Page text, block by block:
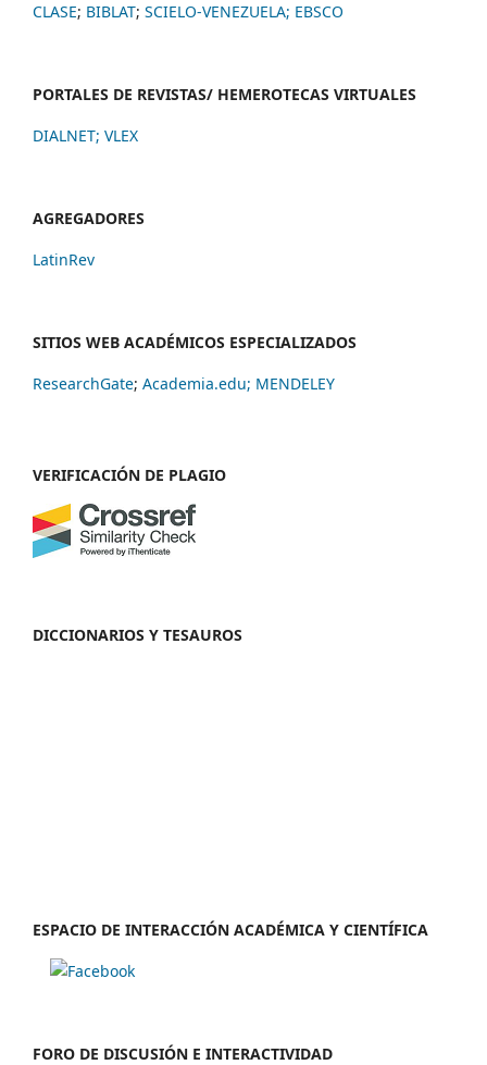
CLASE; BIBLAT; SCIELO-VENEZUELA; EBSCO
PORTALES DE REVISTAS/ HEMEROTECAS VIRTUALES
DIALNET; VLEX
AGREGADORES
LatinRev
SITIOS WEB ACADÉMICOS ESPECIALIZADOS
ResearchGate; Academia.edu; MENDELEY
VERIFICACIÓN DE PLAGIO
DICCIONARIOS Y TESAUROS
ESPACIO DE INTERACCIÓN ACADÉMICA Y CIENTÍFICA
FORO DE DISCUSIÓN E INTERACTIVIDAD